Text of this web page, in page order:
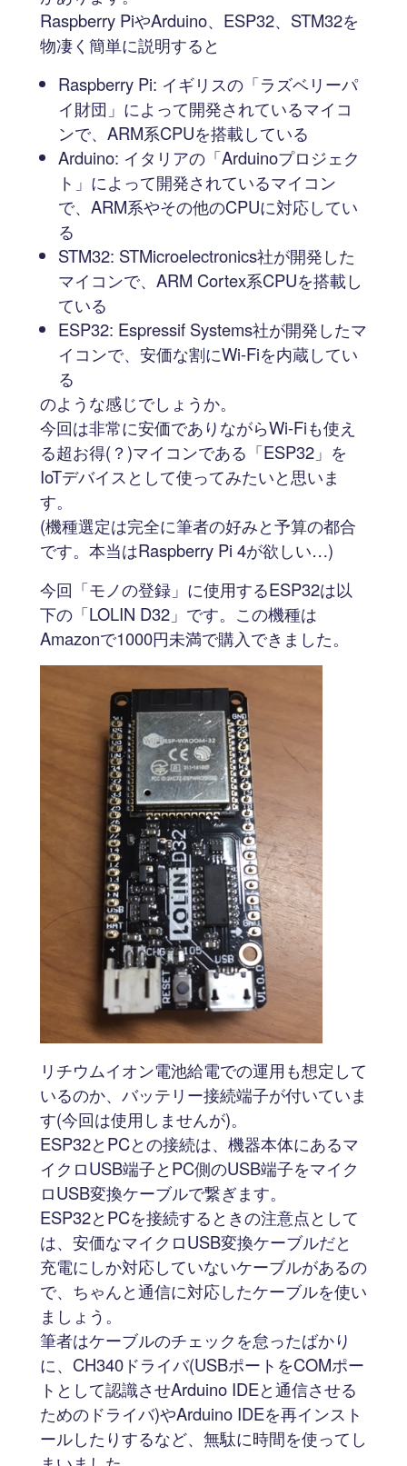
Raspberry PiやArduino、ESP32、STM32を
物凄く簡単に説明すると
Raspberry Pi: イギリスの「ラズベリーパ
イ財団」によって開発されているマイコ
ンで、ARM系CPUを搭載している
Arduino: イタリアの「Arduinoプロジェク
ト」によって開発されているマイコン
で、ARM系やその他のCPUに対応してい
る
STM32: STMicroelectronics社が開発した
マイコンで、ARM Cortex系CPUを搭載し
ている
ESP32: Espressif Systems社が開発したマ
イコンで、安価な割にWi-Fiを内蔵してい
る
のような感じでしょうか。
今回は非常に安価でありながらWi-Fiも使え
る超お得(？)マイコンである「ESP32」を
IoTデバイスとして使ってみたいと思いま
す。
(機種選定は完全に筆者の好みと予算の都合
です。本当はRaspberry Pi 4が欲しい…)
今回「モノの登録」に使用するESP32は以
下の「LOLIN D32」です。この機種は
Amazonで1000円未満で購入できました。
リチウムイオン電池給電での運用も想定して
いるのか、バッテリー接続端子が付いていま
す(今回は使用しませんが)。
ESP32とPCとの接続は、機器本体にあるマ
イクロUSB端子とPC側のUSB端子をマイク
ロUSB変換ケーブルで繋ぎます。
ESP32とPCを接続するときの注意点として
は、安価なマイクロUSB変換ケーブルだと
充電にしか対応していないケーブルがあるの
で、ちゃんと通信に対応したケーブルを使い
ましょう。
筆者はケーブルのチェックを怠ったばかり
に、CH340ドライバ(USBポートをCOMポー
トとして認識させArduino IDEと通信させる
ためのドライバ)やArduino IDEを再インスト
ールしたりするなど、無駄に時間を使ってし